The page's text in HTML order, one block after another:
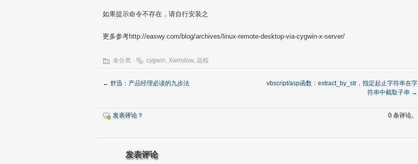
如果提示命令不存在，请自行安装之
更多参考http://easwy.com/blog/archives/linux-remote-desktop-via-cygwin-x-server/
未分类 cygwin, Xwindow, 远程
← 舒迅：产品经理必读的九步法
vbscript/asp函数：extract_by_str，指定起止字符串在字
符串中截取子串 →
发表评论？ 0 条评论。
发表评论